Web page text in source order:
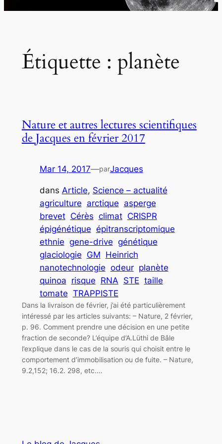
Étiquette : planète
Nature et autres lectures scientifiques
de Jacques en février 2017
Mar 14, 2017—parJacques
dans Article, Science – actualité
agriculture arctique asperge
brevet Cérès climat CRISPR
épigénétique épitranscriptomique
ethnie gene-drive génétique
glaciologie GM Heinrich
nanotechnologie odeur planète
quinoa risque RNA STE taille
tomate TRAPPISTE
Dans la livraison de février, j’ai été particulièrement
intéressé par les articles suivants: – Nature, 2 février,
p. 96. Comment prendre une décision en une petite
fraction de seconde? L’équipe d’A.Lüthi de Bâle
l’explique dans le cas de la souris qui choisit entre le
comportement d’immobilisation ou de fuite. – Nature,
9.2,152; 16.2. 298, etc.…